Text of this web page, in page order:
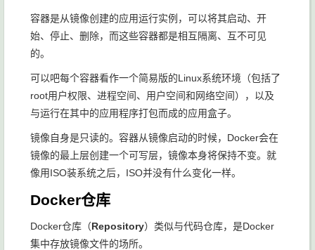
容器是从镜像创建的应用运行实例，可以将其启动、开
始、停止、删除，而这些容器都是相互隔离、互不可见
的。
可以吧每个容器看作一个简易版的Linux系统环境（包括了
root用户权限、进程空间、用户空间和网络空间），以及
与运行在其中的应用程序打包而成的应用盒子。
镜像自身是只读的。容器从镜像启动的时候，Docker会在
镜像的最上层创建一个可写层，镜像本身将保持不变。就
像用ISO装系统之后，ISO并没有什么变化一样。
Docker仓库
Docker仓库（Repository）类似与代码仓库，是Docker
集中存放镜像文件的场所。